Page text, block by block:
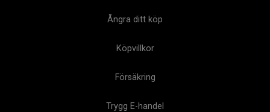
Ångra ditt köp
Köpvillkor
Försäkring
Trygg E-handel